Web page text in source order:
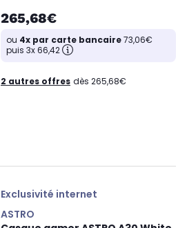
265,68€
ou 4x par carte bancaire73,06€
puis 3x 66,42
2 autres offres dès 265,68€
Exclusivité internet
ASTRO